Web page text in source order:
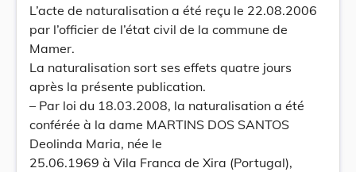
L’acte de naturalisation a été reçu le 22.08.2006
par l’officier de l’état civil de la commune de
Mamer.
La naturalisation sort ses effets quatre jours
après la présente publication.
– Par loi du 18.03.2008, la naturalisation a été
conférée à la dame MARTINS DOS SANTOS
Deolinda Maria, née le
25.06.1969 à Vila Franca de Xira (Portugal),